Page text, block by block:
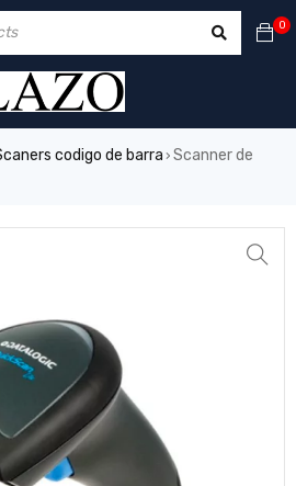
0
codigo de barra› Scanner de